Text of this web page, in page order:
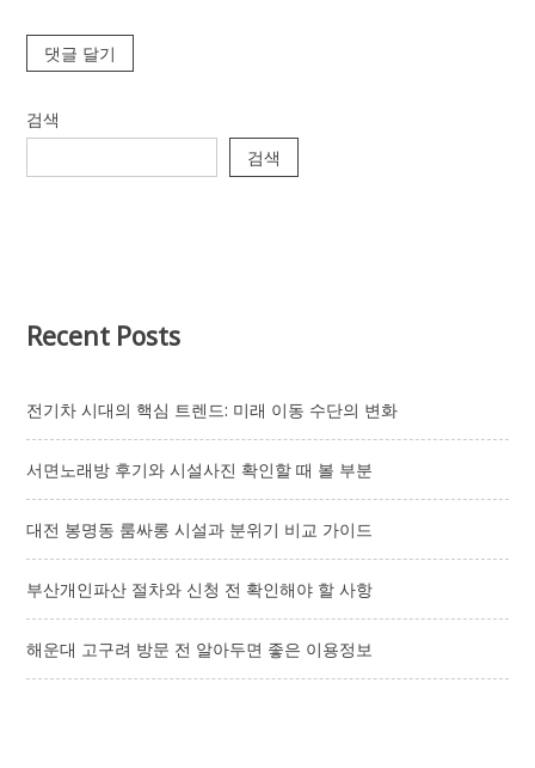
검색
검색
Recent Posts
전기차 시대의 핵심 트렌드: 미래 이동 수단의 변화
서면노래방 후기와 시설사진 확인할 때 볼 부분
대전 봉명동 룸싸롱 시설과 분위기 비교 가이드
부산개인파산 절차와 신청 전 확인해야 할 사항
해운대 고구려 방문 전 알아두면 좋은 이용정보